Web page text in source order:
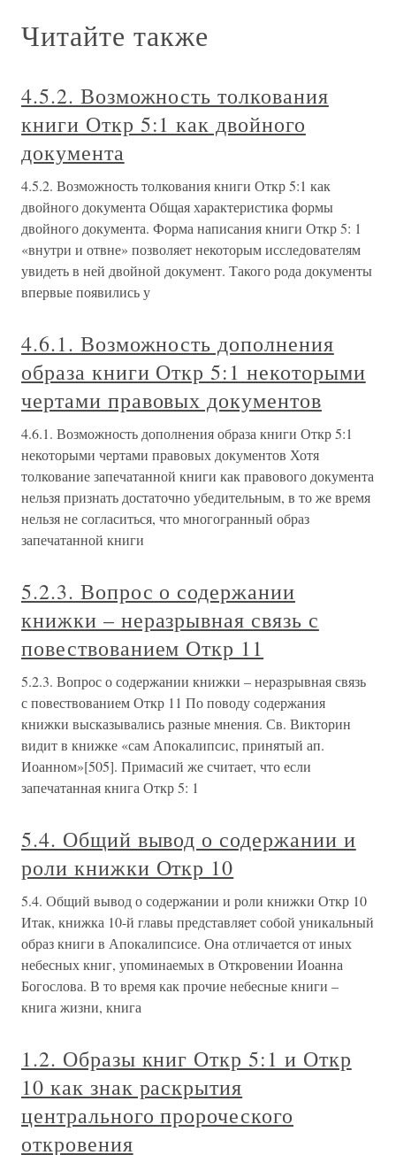
Читайте также
4.5.2. Возможность толкования
книги Откр 5:1 как двойного
документа
4.5.2. Возможность толкования книги Откр 5:1 как
двойного документа Общая характеристика формы
двойного документа. Форма написания книги Откр 5: 1
«внутри и отвне» позволяет некоторым исследователям
увидеть в ней двойной документ. Такого рода документы
впервые появились у
4.6.1. Возможность дополнения
образа книги Откр 5:1 некоторыми
чертами правовых документов
4.6.1. Возможность дополнения образа книги Откр 5:1
некоторыми чертами правовых документов Хотя
толкование запечатанной книги как правового документа
нельзя признать достаточно убедительным, в то же время
нельзя не согласиться, что многогранный образ
запечатанной книги
5.2.3. Вопрос о содержании
книжки – неразрывная связь с
повествованием Откр 11
5.2.3. Вопрос о содержании книжки – неразрывная связь
с повествованием Откр 11 По поводу содержания
книжки высказывались разные мнения. Св. Викторин
видит в книжке «сам Апокалипсис, принятый ап.
Иоанном»[505]. Примасий же считает, что если
запечатанная книга Откр 5: 1
5.4. Общий вывод о содержании и
роли книжки Откр 10
5.4. Общий вывод о содержании и роли книжки Откр 10
Итак, книжка 10-й главы представляет собой уникальный
образ книги в Апокалипсисе. Она отличается от иных
небесных книг, упоминаемых в Откровении Иоанна
Богослова. В то время как прочие небесные книги –
книга жизни, книга
1.2. Образы книг Откр 5:1 и Откр
10 как знак раскрытия
центрального пророческого
откровения